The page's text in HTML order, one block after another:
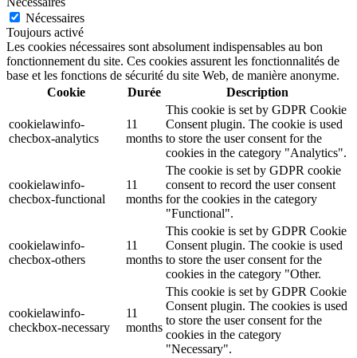
Nécessaires
Toujours activé
Les cookies nécessaires sont absolument indispensables au bon
fonctionnement du site. Ces cookies assurent les fonctionnalités de
base et les fonctions de sécurité du site Web, de manière anonyme.
Cookie
Durée Description
cookielawinfo-
checbox-analytics
11
months
This cookie is set by GDPR Cookie
Consent plugin. The cookie is used
to store the user consent for the
cookies in the category "Analytics".
cookielawinfo-
checbox-functional
11
months
The cookie is set by GDPR cookie
consent to record the user consent
for the cookies in the category
"Functional".
cookielawinfo-
checbox-others
11
months
This cookie is set by GDPR Cookie
Consent plugin. The cookie is used
to store the user consent for the
cookies in the category "Other.
cookielawinfo-
checkbox-necessary
11
months
This cookie is set by GDPR Cookie
Consent plugin. The cookies is used
to store the user consent for the
cookies in the category
"Necessary".